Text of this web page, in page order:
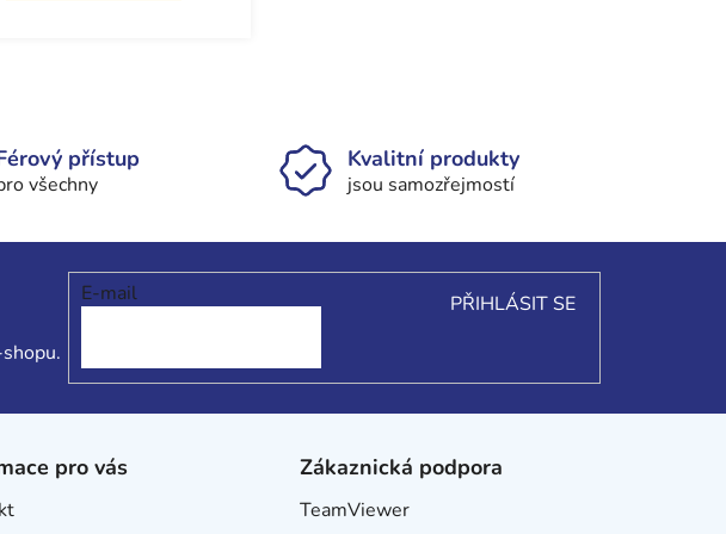
přístup
všechny
Kvalitní produkty
jsou samozřejmostí
E-mail PŘIHLÁSIT SE
pro vás Zákaznická podpora
TeamViewer